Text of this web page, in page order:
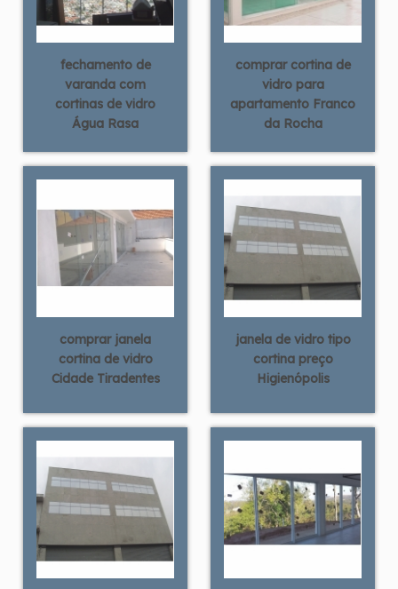
fechamento de
varanda com
cortinas de vidro
Água Rasa
comprar cortina de
vidro para
apartamento Franco
da Rocha
comprar janela
cortina de vidro
Cidade Tiradentes
janela de vidro tipo
cortina preço
Higienópolis